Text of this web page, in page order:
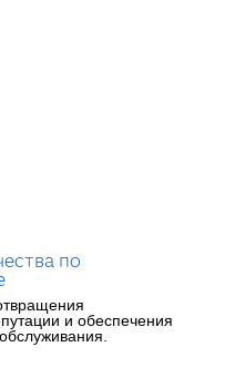
по
и обеспечения